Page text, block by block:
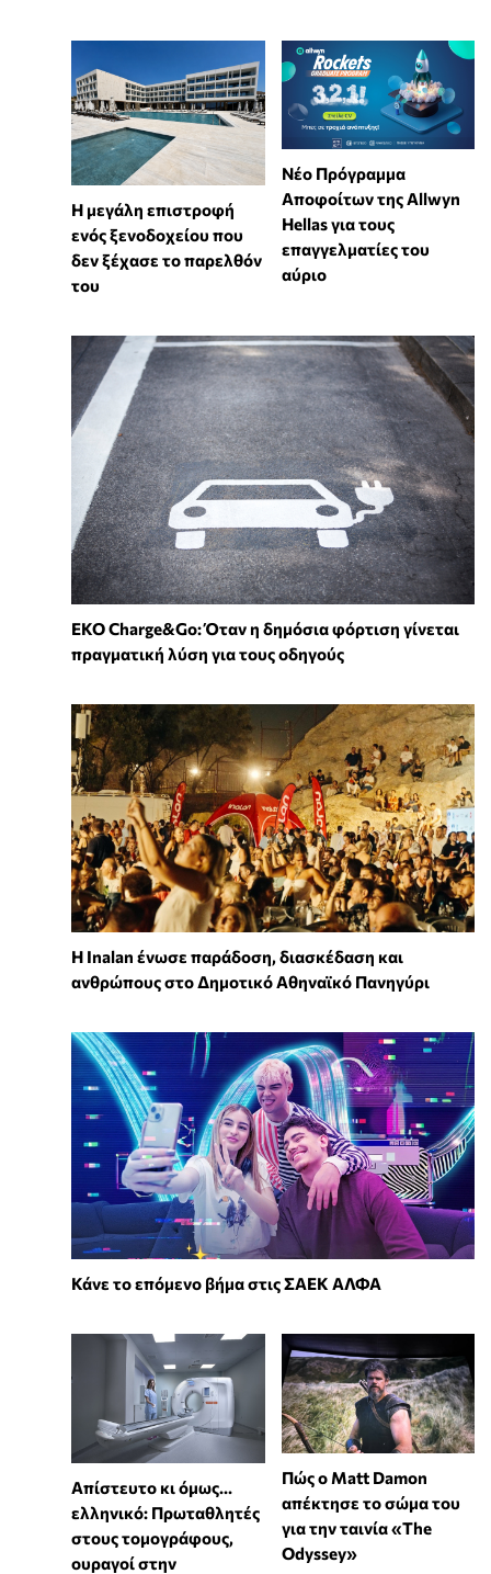
Η μεγάλη επιστροφή
ενός ξενοδοχείου που
δεν ξέχασε το παρελθόν
του
Νέο Πρόγραμμα
Αποφοίτων της Allwyn
Hellas για τους
επαγγελματίες του
αύριο
EKO Charge&Go: Όταν η δημόσια φόρτιση γίνεται
πραγματική λύση για τους οδηγούς
Η Inalan ένωσε παράδοση, διασκέδαση και
ανθρώπους στο Δημοτικό Αθηναϊκό Πανηγύρι
Κάνε το επόμενο βήμα στις ΣΑΕΚ ΑΛΦΑ
Απίστευτο κι όμως...
ελληνικό: Πρωταθλητές
στους τομογράφους,
ουραγοί στην
Πώς ο Matt Damon
απέκτησε το σώμα του
για την ταινία «The
Odyssey»